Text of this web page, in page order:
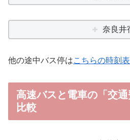
奈良井
他の途中バス停はこちらの時刻
高速バスと電車の「交
比較